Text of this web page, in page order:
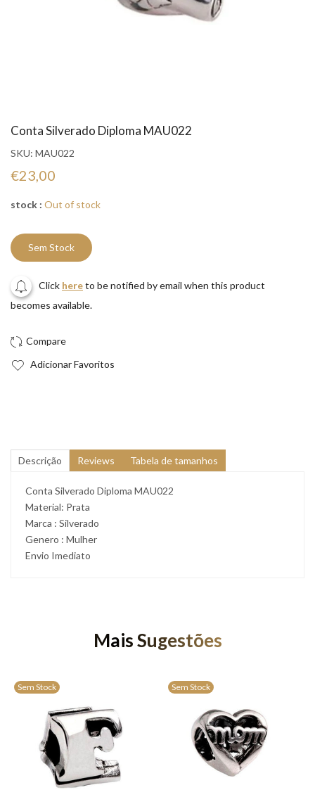
Conta Silverado Diploma MAU022
SKU: MAU022
€23,00
stock : Out of stock
Sem Stock
Click hereto be notified by email when this product
becomes available.
Adicionar Favoritos
Descrição Reviews Tabela de tamanhos
Conta Silverado Diploma MAU022
Material: Prata
Marca : Silverado
Genero : Mulher
Envio Imediato
Mais Sugestões
Sem Stock Sem Stock